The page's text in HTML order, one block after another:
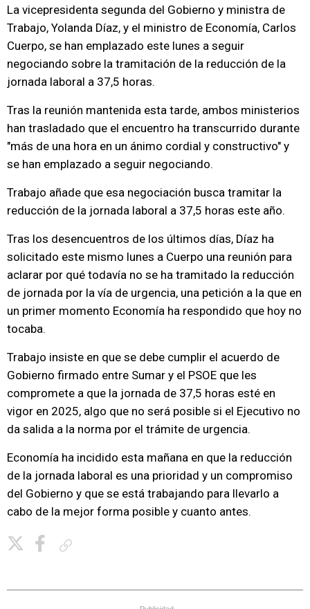
La vicepresidenta segunda del Gobierno y ministra de
Trabajo, Yolanda Díaz, y el ministro de Economía, Carlos
Cuerpo, se han emplazado este lunes a seguir
negociando sobre la tramitación de la reducción de la
jornada laboral a 37,5 horas.
Tras la reunión mantenida esta tarde, ambos ministerios
han trasladado que el encuentro ha transcurrido durante
"más de una hora en un ánimo cordial y constructivo" y
se han emplazado a seguir negociando.
Trabajo añade que esa negociación busca tramitar la
reducción de la jornada laboral a 37,5 horas este año.
Tras los desencuentros de los últimos días, Díaz ha
solicitado este mismo lunes a Cuerpo una reunión para
aclarar por qué todavía no se ha tramitado la reducción
de jornada por la vía de urgencia, una petición a la que en
un primer momento Economía ha respondido que hoy no
tocaba.
Trabajo insiste en que se debe cumplir el acuerdo de
Gobierno firmado entre Sumar y el PSOE que les
compromete a que la jornada de 37,5 horas esté en
vigor en 2025, algo que no será posible si el Ejecutivo no
da salida a la norma por el trámite de urgencia.
Economía ha incidido esta mañana en que la reducción
de la jornada laboral es una prioridad y un compromiso
del Gobierno y que se está trabajando para llevarlo a
cabo de la mejor forma posible y cuanto antes.